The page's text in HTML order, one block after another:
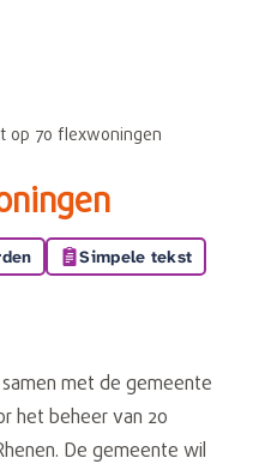
op 70 flexwoningen
Simpele tekst
met de gemeente
het beheer van 20
De gemeente wil